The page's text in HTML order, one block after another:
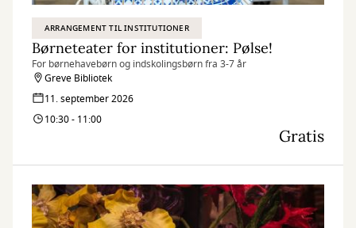
ARRANGEMENT TIL INSTITUTIONER
Børneteater for institutioner: Pølse!
For børnehavebørn og indskolingsbørn fra 3-7 år
Greve Bibliotek
11. september 2026
10:30 - 11:00
Gratis